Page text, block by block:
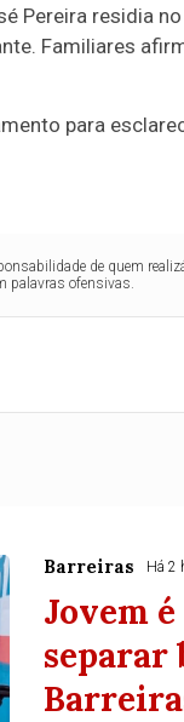
Pereira residia
Familiares
para
de quem
palavras ofensivas.
Barreiras Há 2
Jovem
separar